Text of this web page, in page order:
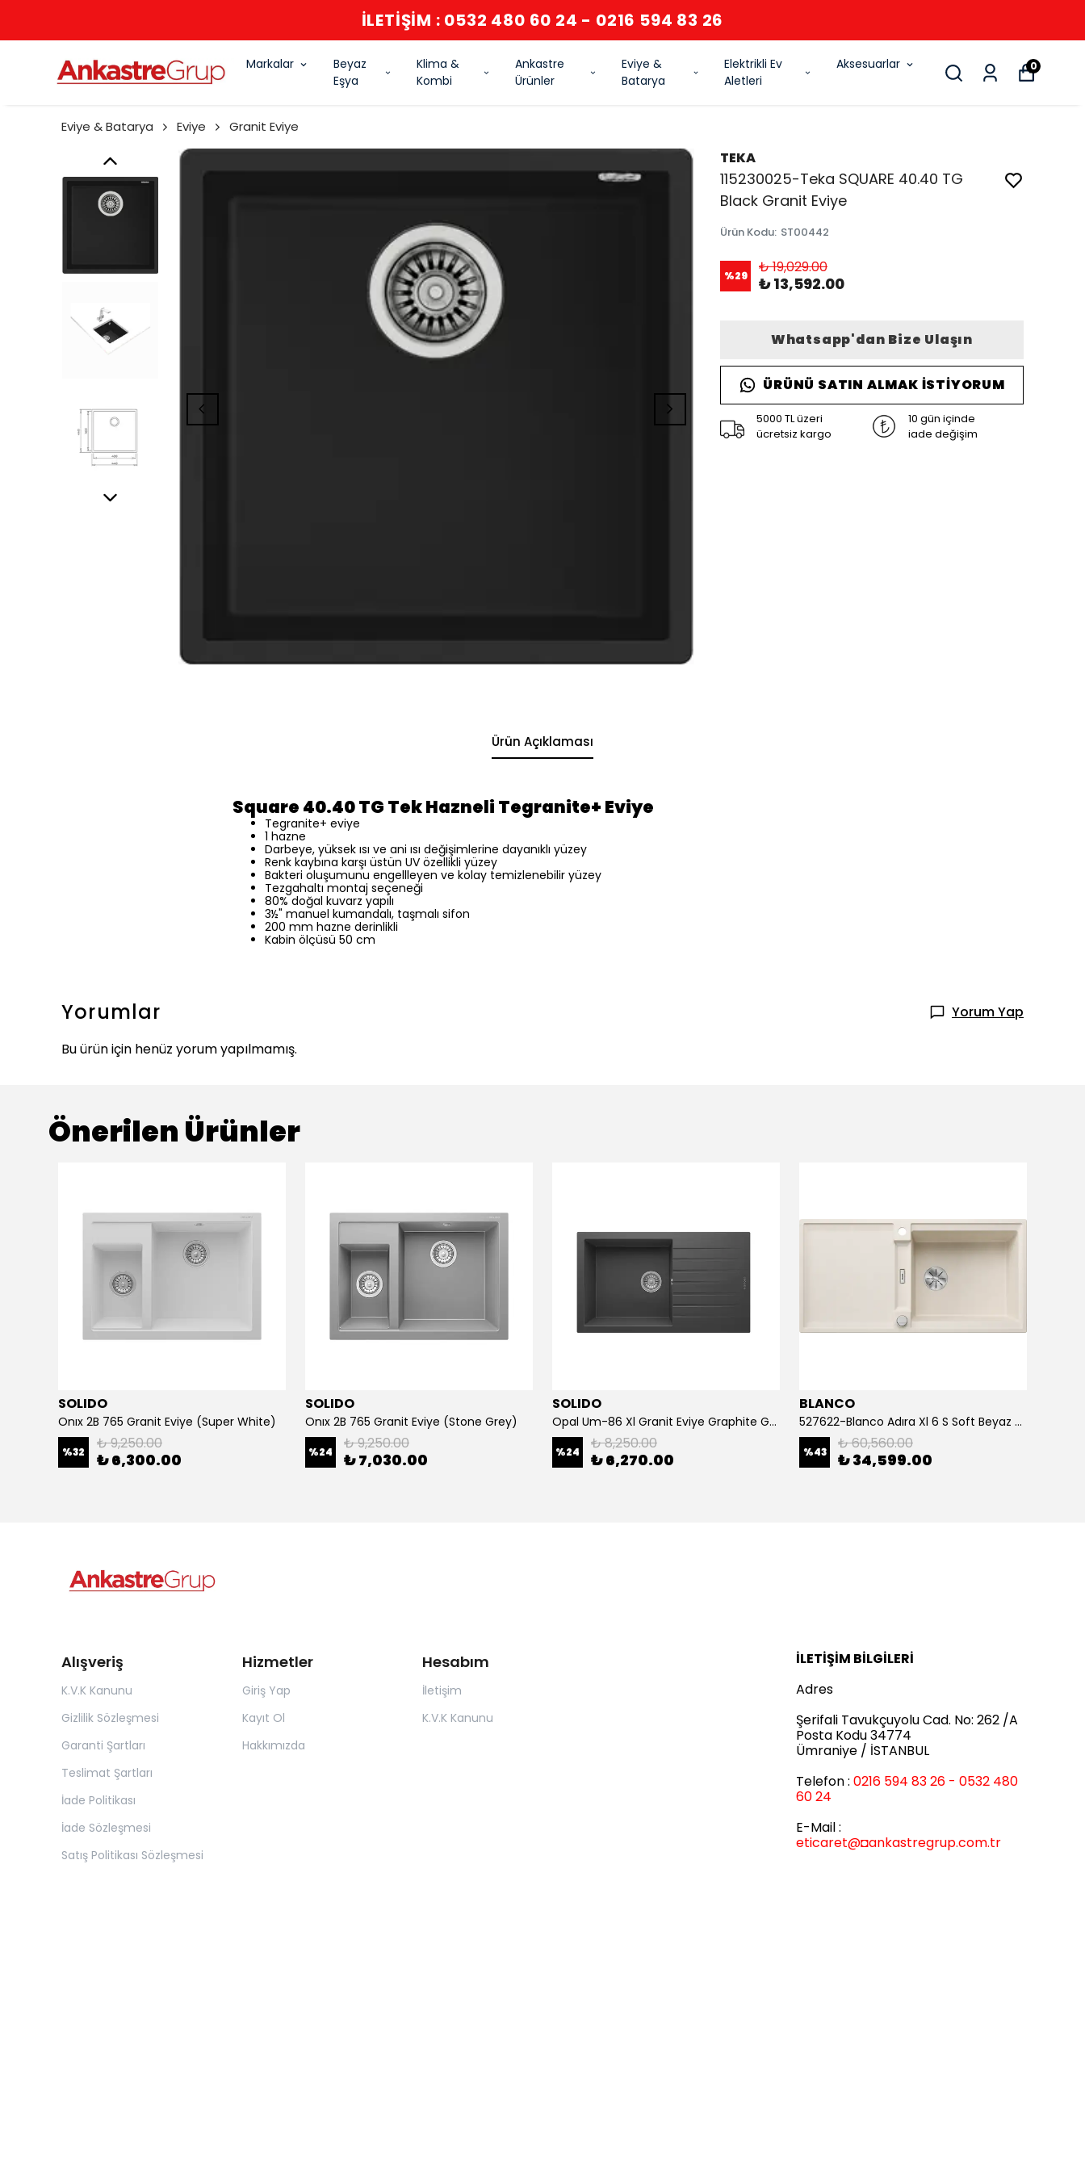
İLETİŞİM : 0532 480 60 24 - 0216 594 83 26
Markalar
Beyaz
Eşya
Klima &
Kombi
Ankastre
Ürünler
Eviye &
Batarya
Elektrikli Ev
Aletleri
Aksesuarlar 0
Eviye & Batarya Eviye Granit Eviye
TEKA
115230025-Teka SQUARE 40.40 TG
Black Granit Eviye
Ürün Kodu: ST00442
%29 ₺ 19,029.00
₺ 13,592.00
Whatsapp'dan Bize Ulaşın
ÜRÜNÜ SATIN ALMAK İSTIYORUM
5000 TL üzeri
ücretsiz kargo
10 gün içinde
iade değişim
Ürün Açıklaması
Square 40.40 TG Tek Hazneli Tegranite+ Eviye
Tegranite+ eviye
1 hazne
Darbeye, yüksek ısı ve ani ısı değişimlerine dayanıklı yüzey
Renk kaybına karşı üstün UV özellikli yüzey
Bakteri oluşumunu engellleyen ve kolay temizlenebilir yüzey
Tezgahaltı montaj seçeneği
80% doğal kuvarz yapılı
3½" manuel kumandalı, taşmalı sifon
200 mm hazne derinlikli
Kabin ölçüsü 50 cm
Yorumlar
Yorum Yap
Bu ürün için henüz yorum yapılmamış.
Önerilen Ürünler
SOLIDO
Onıx 2B 765 Granit Eviye (Super White)
%32 ₺ 9,250.00
₺ 6,300.00
SOLIDO
Onıx 2B 765 Granit Eviye (Stone Grey)
%24 ₺ 9,250.00
₺ 7,030.00
SOLIDO
Opal Um-86 Xl Granit Eviye Graphite Grey
%24 ₺ 8,250.00
₺ 6,270.00
BLANCO
527622-Blanco Adıra Xl 6 S Soft Beyaz Granit Eviye
%43 ₺ 60,560.00
₺ 34,599.00
Alışveriş
K.V.K Kanunu
Gizlilik Sözleşmesi
Garanti Şartları
Teslimat Şartları
İade Politikası
İade Sözleşmesi
Satış Politikası Sözleşmesi
Hizmetler
Giriş Yap
Kayıt Ol
Hakkımızda
Hesabım
İletişim
K.V.K Kanunu
İLETİŞİM BİLGİLERİ
Adres
Şerifali Tavukçuyolu Cad. No: 262 /A
Posta Kodu 34774
Ümraniye / İSTANBUL
Telefon : 0216 594 83 26 - 0532 480
60 24
E-Mail :
eticaret@◘ankastregrup.com.tr